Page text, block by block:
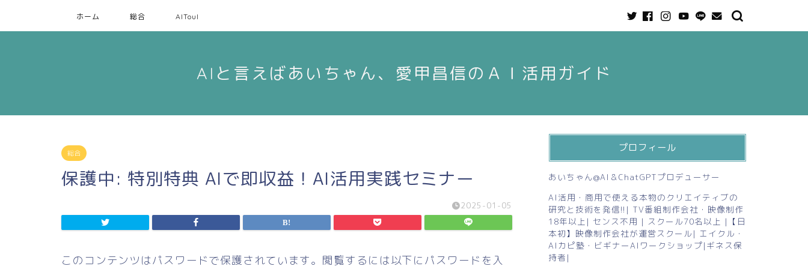
ホーム 総合 AIToul
AIと言えばあいちゃん、愛甲昌信のＡＩ活用ガイド
総合
保護中: 特別特典 AIで即収益！AI活用実践セミナー
2025-01-05
このコンテンツはパスワードで保護されています。閲覧するには以下にパスワードを入
プロフィール
あいちゃん@AI＆ChatGPTプロデューサー
AI活用・商用で使える本物のクリエイティブの
研究と技術を発信!!| TV番組制作会社・映像制作
18年以上| センス不用 | スクール70名以上 |【日
本初】映像制作会社が運営スクール| エイクル・
AIカピ塾・ビギナーAIワークショップ|ギネス保
持者|